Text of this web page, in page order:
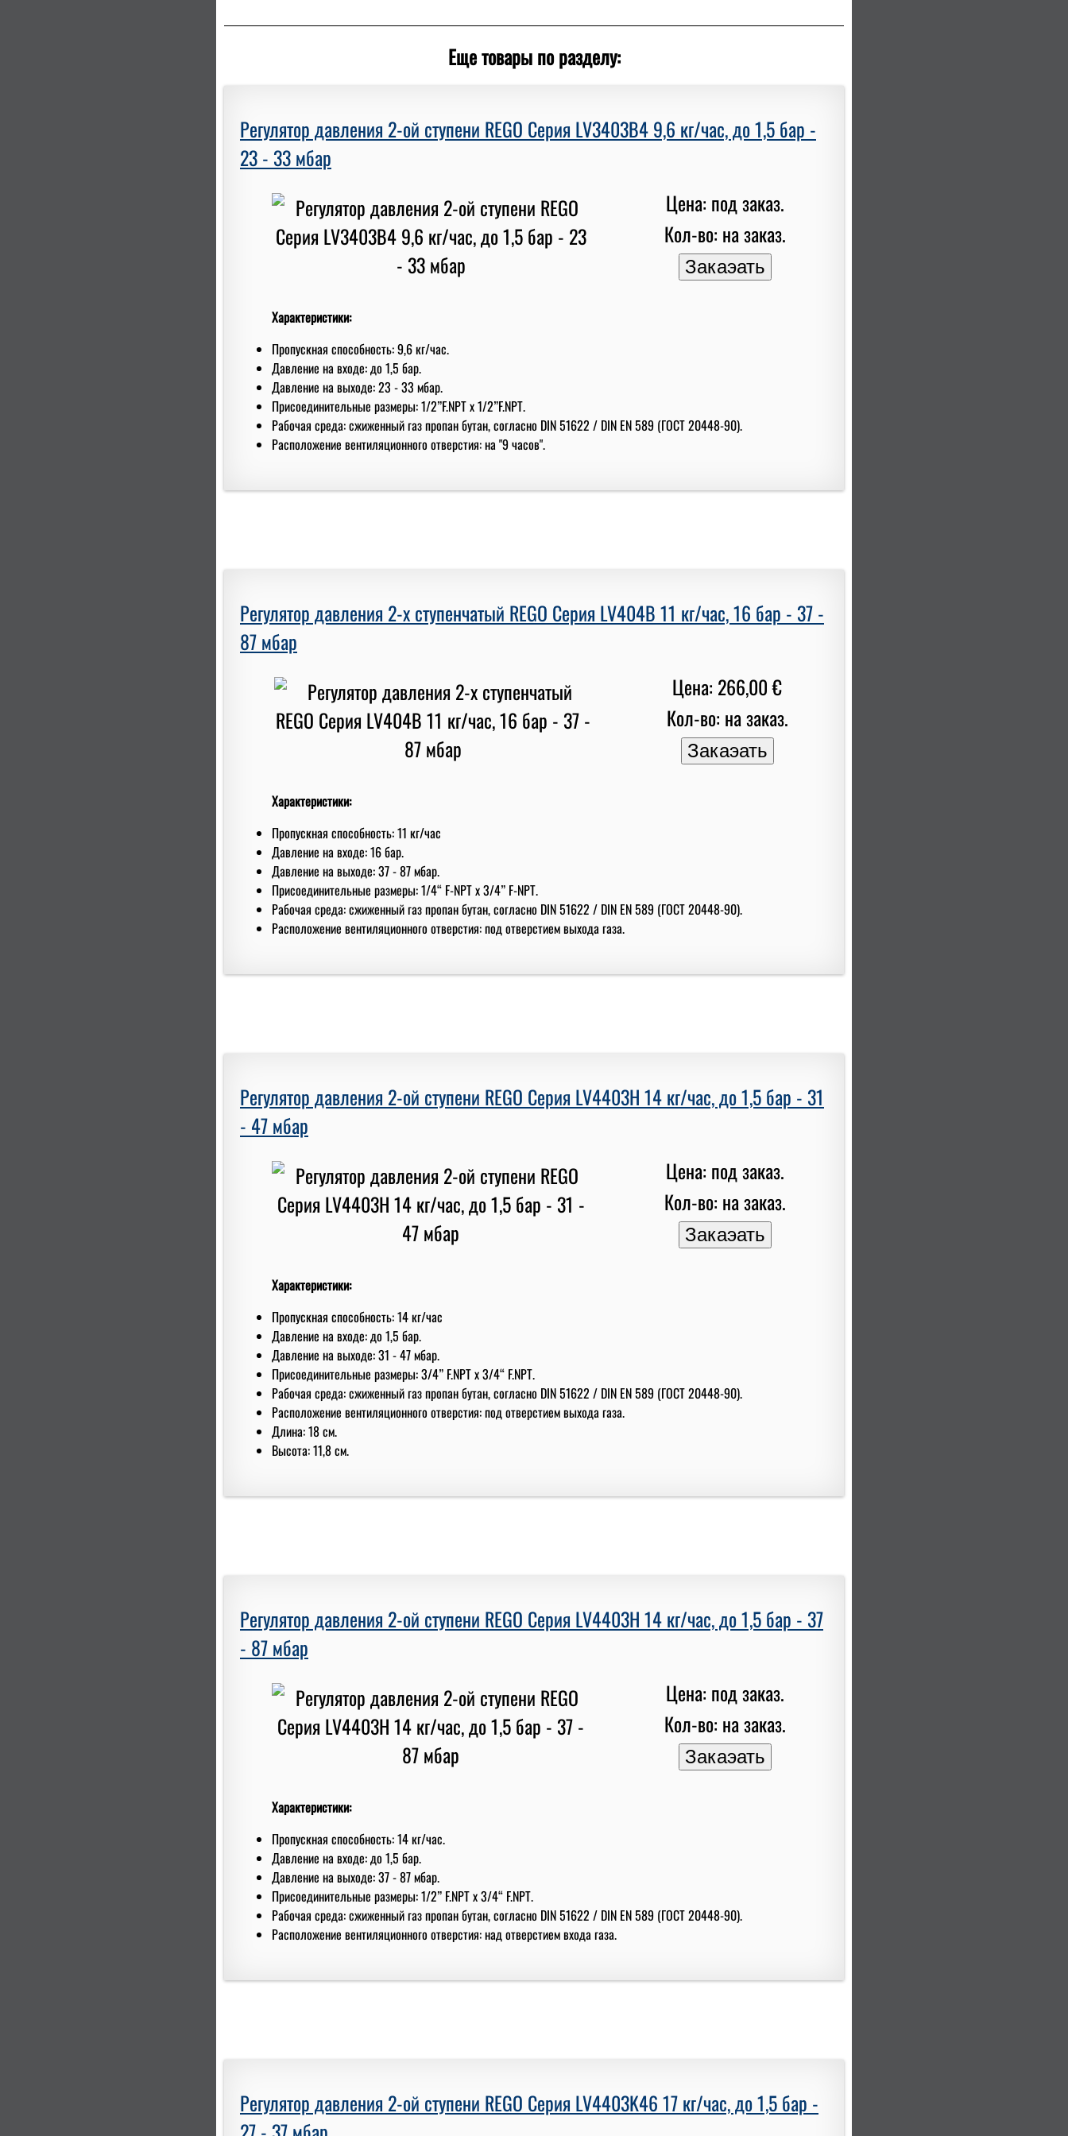
Еще товары по разделу:
Регулятор давления 2-ой ступени REGO Серия LV3403B4 9,6 кг/час, до 1,5 бар -
23 - 33 мбар
Цена: под заказ.
Кол-во: на заказ.
Характеристики:
Пропускная способность: 9,6 кг/час.
Давление на входе: до 1,5 бар.
Давление на выходе: 23 - 33 мбар.
Присоединительные размеры: 1/2”F.NPT x 1/2”F.NPT.
Рабочая среда: сжиженный газ пропан бутан, согласно DIN 51622 / DIN EN 589 (ГОСТ 20448-90).
Расположение вентиляционного отверстия: на "9 часов".
Регулятор давления 2-х ступенчатый REGO Серия LV404B 11 кг/час, 16 бар - 37 -
87 мбар
Цена: 266,00 €
Кол-во: на заказ.
Характеристики:
Пропускная способность: 11 кг/час
Давление на входе: 16 бар.
Давление на выходе: 37 - 87 мбар.
Присоединительные размеры: 1/4“ F-NPT x 3/4” F-NPT.
Рабочая среда: сжиженный газ пропан бутан, согласно DIN 51622 / DIN EN 589 (ГОСТ 20448-90).
Расположение вентиляционного отверстия: под отверстием выхода газа.
Регулятор давления 2-ой ступени REGO Серия LV4403H 14 кг/час, до 1,5 бар - 31
- 47 мбар
Цена: под заказ.
Кол-во: на заказ.
Характеристики:
Пропускная способность: 14 кг/час
Давление на входе: до 1,5 бар.
Давление на выходе: 31 - 47 мбар.
Присоединительные размеры: 3/4” F.NPT x 3/4“ F.NPT.
Рабочая среда: сжиженный газ пропан бутан, согласно DIN 51622 / DIN EN 589 (ГОСТ 20448-90).
Расположение вентиляционного отверстия: под отверстием выхода газа.
Длина: 18 см.
Высота: 11,8 см.
Регулятор давления 2-ой ступени REGO Серия LV4403H 14 кг/час, до 1,5 бар - 37
- 87 мбар
Цена: под заказ.
Кол-во: на заказ.
Характеристики:
Пропускная способность: 14 кг/час.
Давление на входе: до 1,5 бар.
Давление на выходе: 37 - 87 мбар.
Присоединительные размеры: 1/2” F.NPT x 3/4“ F.NPT.
Рабочая среда: сжиженный газ пропан бутан, согласно DIN 51622 / DIN EN 589 (ГОСТ 20448-90).
Расположение вентиляционного отверстия: над отверстием входа газа.
Регулятор давления 2-ой ступени REGO Серия LV4403K46 17 кг/час, до 1,5 бар -